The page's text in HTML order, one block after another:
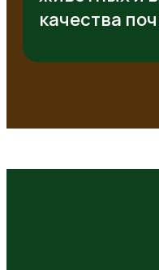
качества